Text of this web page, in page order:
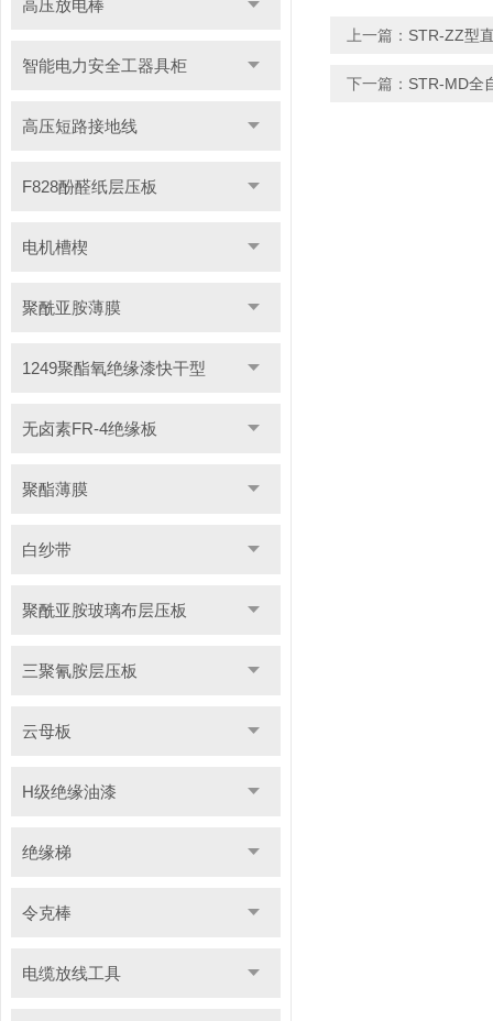
高压放电棒
智能电力安全工器具柜
高压短路接地线
F828酚醛纸层压板
电机槽楔
聚酰亚胺薄膜
1249聚酯氧绝缘漆快干型
无卤素FR-4绝缘板
聚酯薄膜
白纱带
聚酰亚胺玻璃布层压板
三聚氰胺层压板
云母板
H级绝缘油漆
绝缘梯
令克棒
电缆放线工具
上一篇： STR-ZZ型
下一篇： STR-MD全